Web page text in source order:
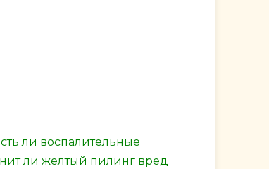
ли воспалительные
ли желтый пилинг вред